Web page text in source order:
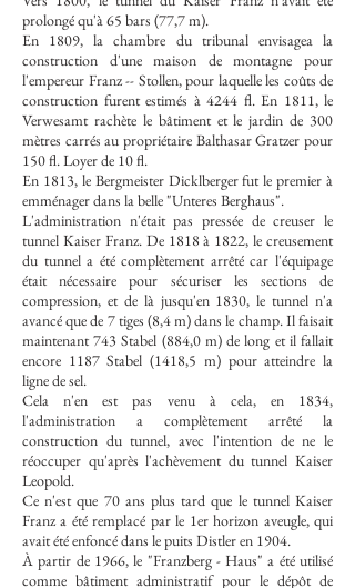
prolongé qu'à 65 bars (77,7 m).
En 1809, la chambre du tribunal envisagea la
construction d'une maison de montagne pour
l'empereur Franz -- Stollen, pour laquelle les coûts de
construction furent estimés à 4244 fl. En 1811, le
Verwesamt rachète le bâtiment et le jardin de 300
mètres carrés au propriétaire Balthasar Gratzer pour
150 fl. Loyer de 10 fl.
En 1813, le Bergmeister Dicklberger fut le premier à
emménager dans la belle "Unteres Berghaus".
L'administration n'était pas pressée de creuser le
tunnel Kaiser Franz. De 1818 à 1822, le creusement
du tunnel a été complètement arrêté car l'équipage
était nécessaire pour sécuriser les sections de
compression, et de là jusqu'en 1830, le tunnel n'a
avancé que de 7 tiges (8,4 m) dans le champ. Il faisait
maintenant 743 Stabel (884,0 m) de long et il fallait
encore 1187 Stabel (1418,5 m) pour atteindre la
ligne de sel.
Cela n'en est pas venu à cela, en 1834,
l'administration a complètement arrêté la
construction du tunnel, avec l'intention de ne le
réoccuper qu'après l'achèvement du tunnel Kaiser
Leopold.
Ce n'est que 70 ans plus tard que le tunnel Kaiser
Franz a été remplacé par le 1er horizon aveugle, qui
avait été enfoncé dans le puits Distler en 1904.
À partir de 1966, le "Franzberg - Haus" a été utilisé
comme bâtiment administratif pour le dépôt de